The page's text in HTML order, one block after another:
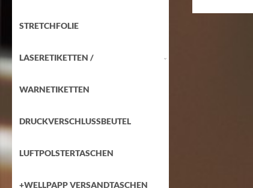
STRETCHFOLIE
LASERETIKETTEN /
WARNETIKETTEN
DRUCKVERSCHLUSSBEUTEL
LUFTPOLSTERTASCHEN
+WELLPAPP VERSANDTASCHEN